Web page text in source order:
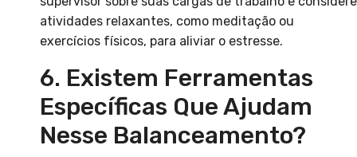
atividades relaxantes, como meditação ou
exercícios físicos, para aliviar o estresse.
6. Existem Ferramentas
Específicas Que Ajudam
Nesse Balanceamento?